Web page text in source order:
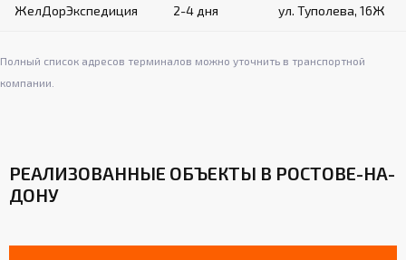
ЖелДорЭкспедиция 2-4 дня ул. Туполева, 16Ж
Полный список адресов терминалов можно уточнить в транспортной
компании.
РЕАЛИЗОВАННЫЕ ОБЪЕКТЫ В РОСТОВЕ-НА-
ДОНУ